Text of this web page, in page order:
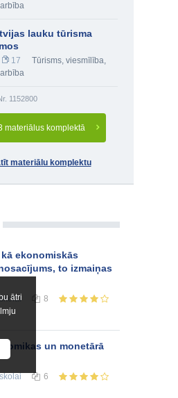
lauku tūrisma
17 Tūrisms, viesmīlība,
1152800
materiālus komplektā
materiālu komplektu
ātri
ekonomiskās
to izmaiņas
8
un monetārā
6